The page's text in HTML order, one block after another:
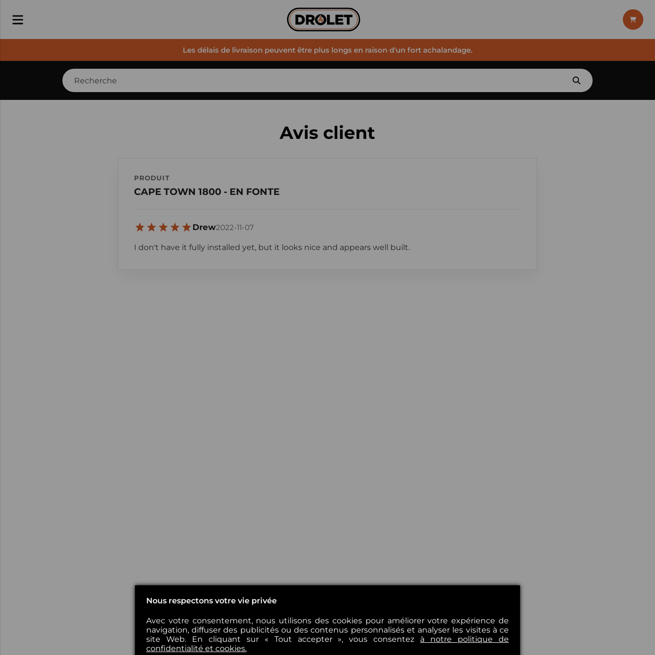
Les délais de livraison peuvent être plus longs en raison d'un fort achalandage.
Avis client
PRODUIT
CAPE TOWN 1800 - EN FONTE
Drew2022-11-07
I don't have it fully installed yet, but it looks nice and appears well built.
Nous respectons votre vie privée
Avec votre consentement, nous utilisons des cookies pour améliorer votre expérience de
navigation, diffuser des publicités ou des contenus personnalisés et analyser les visites à ce
site Web. En cliquant sur « Tout accepter », vous consentez à notre politique de
confidentialité et cookies.